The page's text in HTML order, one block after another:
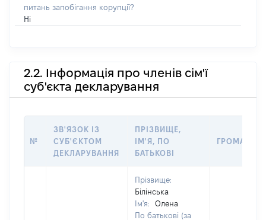
питань запобігання корупції?
Ні
2.2. Інформація про членів сім'ї
суб'єкта декларування
№
ЗВ'ЯЗОК ІЗ
СУБ'ЄКТОМ
ДЕКЛАРУВАННЯ
ПРІЗВИЩЕ,
ІМ'Я, ПО
БАТЬКОВІ
Прізвище:
Білінська
Ім'я:
Олена
По батькові (за